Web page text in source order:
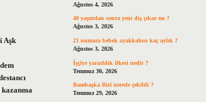
Aşk
Ağustos 4, 2026
40 yaşından sonra yeni diş çıkar mı ?
Ağustos 3, 2026
21 numara bebek ayakkabısı kaç aylık ?
Ağustos 3, 2026
İşçiye yararlılık ilkesi nedir ?
Temmuz 30, 2026
Bambaşka Biri nerede çekildi ?
Temmuz 29, 2026